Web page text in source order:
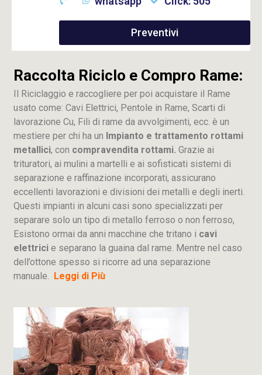
Preventivi
Raccolta Riciclo e Compro Rame:
Il Riciclaggio e raccogliere per poi acquistare il Rame
usato come: Cavi Elettrici, Pentole in Rame, Scarti di
lavorazione Cu, Fili di rame da avvolgimenti, ecc. è un
mestiere per chi ha un Impianto e trattamento rottami
metallici, con compravendita rottami. Grazie ai
trituratori, ai mulini a martelli e ai sofisticati sistemi di
separazione e raffinazione incorporati, assicurano
eccellenti lavorazioni e divisioni dei metalli e degli inerti.
Questi impianti in alcuni casi sono specializzati per
separare solo un tipo di metallo ferroso o non ferroso,
Esistono ormai da anni macchine che tritano i cavi
elettrici e separano la guaina dal rame. Mentre nel caso
dell’ottone spesso si ricorre ad una separazione
manuale. Leggi di Più